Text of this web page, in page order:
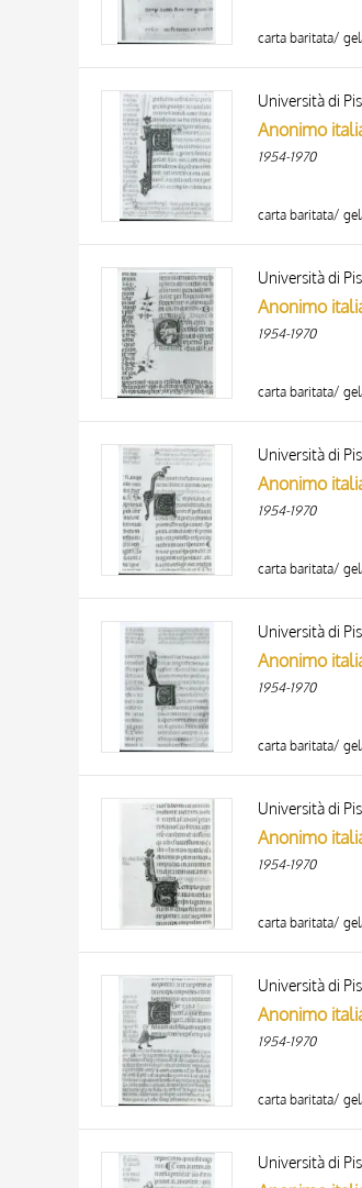
carta baritata/
Università di
1954-1970
carta baritata/
Università di
1954-1970
carta baritata/
Università di
1954-1970
carta baritata/
Università di
1954-1970
carta baritata/
Università di
1954-1970
carta baritata/
Università di
1954-1970
carta baritata/
Università di